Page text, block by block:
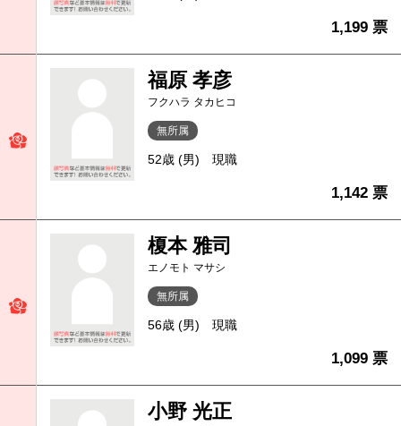
1,199 票
福原 孝彦
フクハラ タカヒコ
無所属
52歳 (男) 現職
1,142 票
榎本 雅司
エノモト マサシ
無所属
56歳 (男) 現職
1,099 票
小野 光正